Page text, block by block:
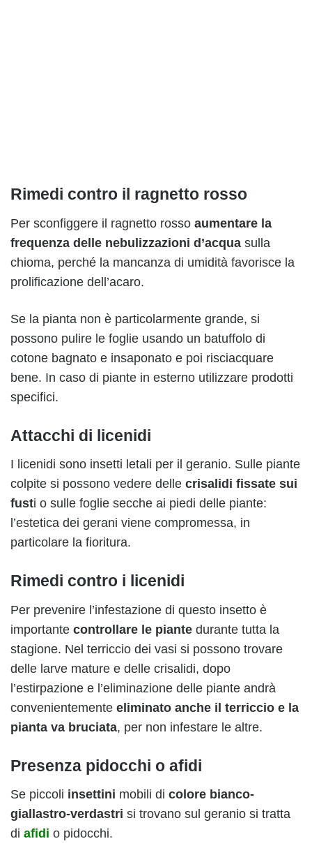
Rimedi contro il ragnetto rosso
Per sconfiggere il ragnetto rosso aumentare la
frequenza delle nebulizzazioni d’acqua sulla
chioma, perché la mancanza di umidità favorisce la
prolificazione dell’acaro.
Se la pianta non è particolarmente grande, si
possono pulire le foglie usando un batuffolo di
cotone bagnato e insaponato e poi risciacquare
bene. In caso di piante in esterno utilizzare prodotti
specifici.
Attacchi di licenidi
I licenidi sono insetti letali per il geranio. Sulle piante
colpite si possono vedere delle crisalidi fissate sui
fusti o sulle foglie secche ai piedi delle piante:
l’estetica dei gerani viene compromessa, in
particolare la fioritura.
Rimedi contro i licenidi
Per prevenire l’infestazione di questo insetto è
importante controllare le piante durante tutta la
stagione. Nel terriccio dei vasi si possono trovare
delle larve mature e delle crisalidi, dopo
l’estirpazione e l’eliminazione delle piante andrà
convenientemente eliminato anche il terriccio e la
pianta va bruciata, per non infestare le altre.
Presenza pidocchi o afidi
Se piccoli insettini mobili di colore bianco-
giallastro-verdastri si trovano sul geranio si tratta
di afidi o pidocchi.